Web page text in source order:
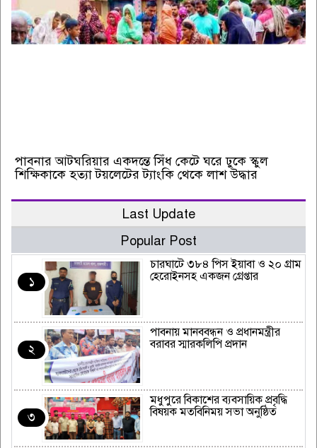
পাবনার আটঘরিয়ার একদন্তে সিঁধ কেটে ঘরে ঢুকে স্কুল
শিক্ষিকাকে হত্যা টয়লেটের ট্যাংকি থেকে লাশ উদ্ধার
Last Update
Popular Post
১
চারঘাটে ৩৮৪ পিস ইয়াবা ও ২০ গ্রাম
হেরোইনসহ একজন গ্রেপ্তার
২
পাবনায় মানববন্ধন ও প্রধানমন্ত্রীর
বরাবর স্মারকলিপি প্রদান
৩
মধুপুরে বিকাশের ব্যবসায়িক প্রবৃদ্ধি
বিষয়ক মতবিনিময় সভা অনুষ্ঠিত